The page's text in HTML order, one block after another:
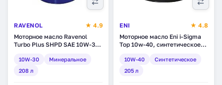
RAVENOL
★ 4.9
Моторное масло Ravenol
Turbo Plus SHPD SAE 10W-30,
208)
10W-30
Минеральное
208 л
ENI
★ 4.8
Моторное масло Eni i-Sigma
Top 10w-40, синтетическое,
10W-40
Синтетическое
205 л